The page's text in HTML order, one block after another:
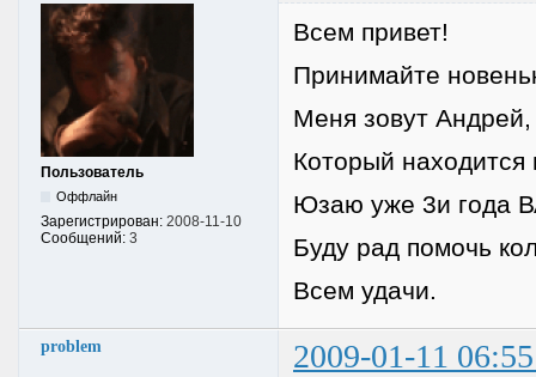
Пользователь
Оффлайн
Зарегистрирован: 2008-11-10
Сообщений: 3
Всем привет!
Принимайте
Меня зовут Андрей,
Который
Юзаю уже 3и года
Буду рад помочь
Всем удачи.
problem 2009-01-11